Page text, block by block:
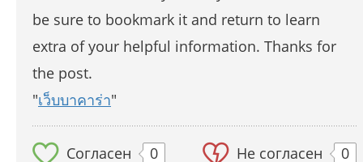
be sure to bookmark it and return to learn
extra of your helpful information. Thanks for
the post.
"เว็บบาคาร่า"
Согласен 0 Не согласен 0